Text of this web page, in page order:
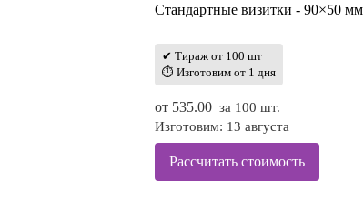
Стандартные визитки - 90×50 мм
✔ Тираж от 100 шт
⏱ Изготовим от 1 дня
от 535.00 за 100 шт.
Изготовим: 13 августа
Рассчитать стоимость